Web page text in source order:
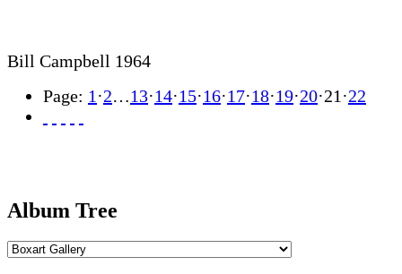
Bill Campbell 1964
Page: 1 ·2…13·14·15·16·17·18·19·20·21 ·22
Album Tree